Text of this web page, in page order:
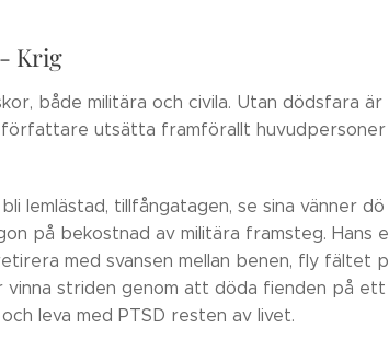
Krig
både militära och civila. Utan dödsfara
utsätta framförallt
lemlästad, tillfångatagen, se sina vänner
på bekostnad av militära framsteg. Hans
med svansen mellan benen, fly fältet
vinna striden genom att döda fienden på
leva med PTSD resten av livet.